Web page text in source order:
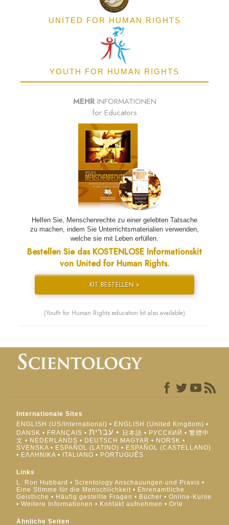
UNITED FOR HUMAN RIGHTS
YOUTH FOR HUMAN RIGHTS
MEHR INFORMATIONEN
for Educators
Helfen Sie, Menschenrechte zu einer gelebten Tatsache
zu machen, indem Sie Unterrichtsmaterialien verwenden,
welche sie mit Leben erfüllen.
Bestellen Sie das KOSTENLOSE Informationskit
von United for Human Rights.
KIT BESTELLEN »
(Youth for Human Rights education kit also available)
Internationale Sites
ENGLISH (US/International)
ENGLISH (United Kingdom)
DANSK
FRANÇAIS עברית 日本語 РУССКИЙ
繁體中
文
NEDERLANDS DEUTSCH MAGYAR
NORSK
SVENSKA
ESPAÑOL (LATINO)
ESPAÑOL (CASTELLANO)
ΕΛΛΗΝΙΚA
ITALIANO PORTUGUÊS
Links
L. Ron Hubbard
Scientology Anschauungen und Praxis
Eine Stimme für die Menschlichkeit
Ehrenamtliche
Geistliche
Häufig gestellte Fragen Bücher
Online-Kurse
Weitere Informationen
Kontakt aufnehmen Orte
Ähnliche Seiten